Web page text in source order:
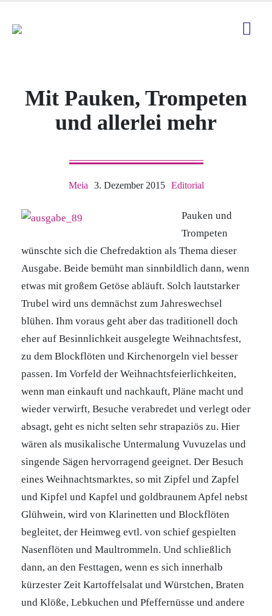
Mit Pauken, Trompeten
und allerlei mehr
Meia 3. Dezember 2015 Editorial
Pauken und
Trompeten
wünschte sich die Chefredaktion als Thema dieser
Ausgabe. Beide bemüht man sinnbildlich dann, wenn
etwas mit großem Getöse abläuft. Solch lautstarker
Trubel wird uns demnächst zum Jahreswechsel
blühen. Ihm voraus geht aber das traditionell doch
eher auf Besinnlichkeit ausgelegte Weihnachtsfest,
zu dem Blockflöten und Kirchenorgeln viel besser
passen. Im Vorfeld der Weihnachtsfeierlichkeiten,
wenn man einkauft und nachkauft, Pläne macht und
wieder verwirft, Besuche verabredet und verlegt oder
absagt, geht es nicht selten sehr strapaziös zu. Hier
wären als musikalische Untermalung Vuvuzelas und
singende Sägen hervorragend geeignet. Der Besuch
eines Weihnachtsmarktes, so mit Zipfel und Zapfel
und Kipfel und Kapfel und goldbraunem Apfel nebst
Glühwein, wird von Klarinetten und Blockflöten
begleitet, der Heimweg evtl. von schief gespielten
Nasenflöten und Maultrommeln. Und schließlich
dann, an den Festtagen, wenn es sich innerhalb
kürzester Zeit Kartoffelsalat und Würstchen, Braten
und Klöße, Lebkuchen und Pfeffernüsse und andere